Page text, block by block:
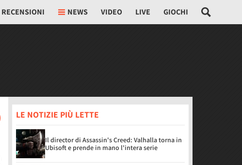
RECENSIONI NEWS VIDEO LIVE GIOCHI
LE NOTIZIE PIÙ LETTE
Il director di Assassin's Creed: Valhalla torna in
Ubisoft e prende in mano l'intera serie